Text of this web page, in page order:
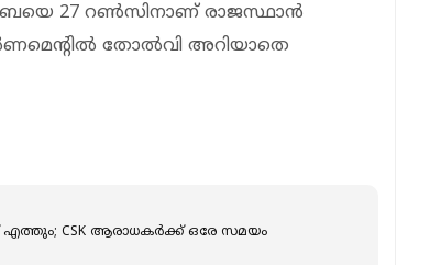
27 റൺസിനാണ് രാജസ്ഥാൻ
തോൽവി അറിയാതെ
CSK ആരാധകർക്ക് ഒരേ സമയം